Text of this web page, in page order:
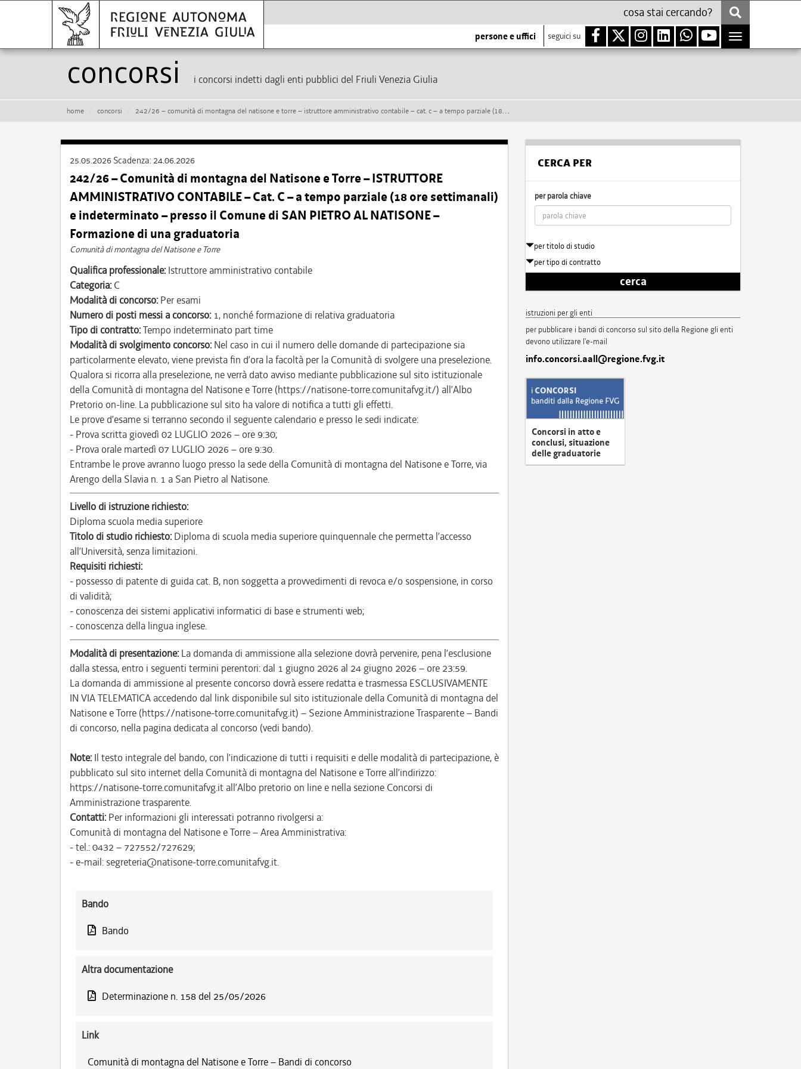
persone e uffici seguici su
Toggle
navigation
Concorsi i concorsi indetti dagli enti pubblici del Friuli Venezia Giulia
home concorsi 242/26 – comunità di montagna del natisone e torre – istruttore amministrativo contabile – cat. c – a tempo parziale (18 ore settimanali) e indeterminato – presso il comune di san pietro al natisone – formazione di una graduatoria
25.05.2026 Scadenza: 24.06.2026
242/26 – Comunità di montagna del Natisone e Torre – ISTRUTTORE
AMMINISTRATIVO CONTABILE – Cat. C – a tempo parziale (18 ore settimanali)
e indeterminato – presso il Comune di SAN PIETRO AL NATISONE –
Formazione di una graduatoria
Comunità di montagna del Natisone e Torre
Qualifica professionale: Istruttore amministrativo contabile
Categoria: C
Modalità di concorso: Per esami
Numero di posti messi a concorso: 1, nonché formazione di relativa graduatoria
Tipo di contratto:Tempo indeterminato part time
Modalità di svolgimento concorso: Nel caso in cui il numero delle domande di partecipazione sia
particolarmente elevato, viene prevista fin d’ora la facoltà per la Comunità di svolgere una preselezione.
Qualora si ricorra alla preselezione, ne verrà dato avviso mediante pubblicazione sul sito istituzionale
della Comunità di montagna del Natisone e Torre (https://natisone-torre.comunitafvg.it/) all’Albo
Pretorio on-line. La pubblicazione sul sito ha valore di notifica a tutti gli effetti.
Le prove d’esame si terranno secondo il seguente calendario e presso le sedi indicate:
- Prova scritta giovedì 02 LUGLIO 2026 – ore 9:30;
- Prova orale martedì 07 LUGLIO 2026 – ore 9:30.
Entrambe le prove avranno luogo presso la sede della Comunità di montagna del Natisone e Torre, via
Arengo della Slavia n. 1 a San Pietro al Natisone.
Livello di istruzione richiesto:
Diploma scuola media superiore
Titolo di studio richiesto: Diploma di scuola media superiore quinquennale che permetta l’accesso
all’Università, senza limitazioni.
Requisiti richiesti:
- possesso di patente di guida cat. B, non soggetta a provvedimenti di revoca e/o sospensione, in corso
di validità;
- conoscenza dei sistemi applicativi informatici di base e strumenti web;
- conoscenza della lingua inglese.
Modalità di presentazione: La domanda di ammissione alla selezione dovrà pervenire, pena l’esclusione
dalla stessa, entro i seguenti termini perentori: dal 1 giugno 2026 al 24 giugno 2026 – ore 23:59.
La domanda di ammissione al presente concorso dovrà essere redatta e trasmessa ESCLUSIVAMENTE
IN VIA TELEMATICA accedendo dal link disponibile sul sito istituzionale della Comunità di montagna del
Natisone e Torre (https://natisone-torre.comunitafvg.it) – Sezione Amministrazione Trasparente – Bandi
di concorso, nella pagina dedicata al concorso (vedi bando).
Note: Il testo integrale del bando, con l’indicazione di tutti i requisiti e delle modalità di partecipazione, è
pubblicato sul sito internet della Comunità di montagna del Natisone e Torre all’indirizzo:
https://natisone-torre.comunitafvg.it all’Albo pretorio on line e nella sezione Concorsi di
Amministrazione trasparente.
Contatti: Per informazioni gli interessati potranno rivolgersi a:
Comunità di montagna del Natisone e Torre – Area Amministrativa:
- tel.: 0432 – 727552/727629;
- e-mail: segreteria@natisone-torre.comunitafvg.it.
Bando
Bando
Altra documentazione
Determinazione n. 158 del 25/05/2026
Link
Comunità di montagna del Natisone e Torre – Bandi di concorso
CERCA PER
per parola chiave
per titolo di studio
per tipo di contratto
cerca
istruzioni per gli enti
per pubblicare i bandi di concorso sul sito della Regione gli enti
devono utilizzare l'e-mail
info.concorsi.aall@regione.fvg.it
Concorsi in atto e
conclusi, situazione
delle graduatorie